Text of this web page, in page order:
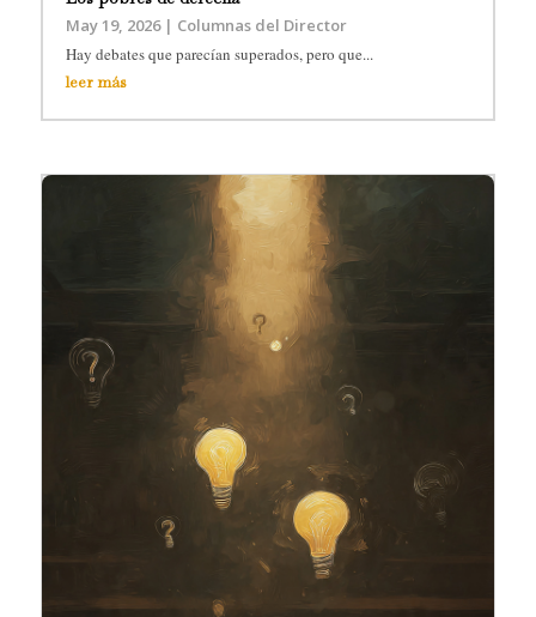
May 19, 2026| Columnas del Director
Hay debates que parecían superados, pero que...
leer más